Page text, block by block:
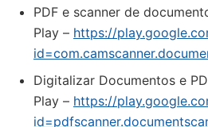
PDF e scanner de
Play – https://
Digitalizar Documentos e
Play – https://